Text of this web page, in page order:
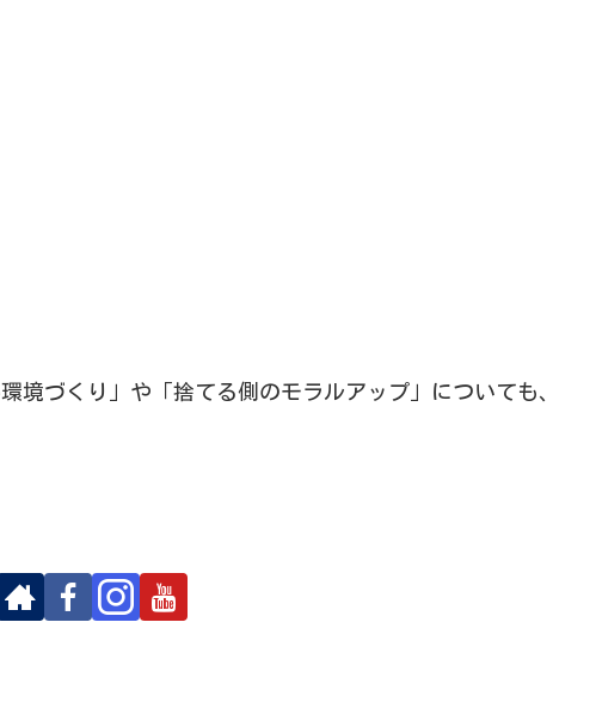
境づくり」や「捨てる側のモラルアップ」についても、